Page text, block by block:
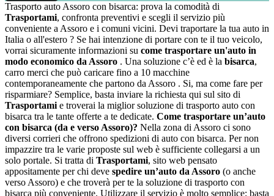
Trasporto auto Assoro con bisarca: prova la comodità di
Trasportami, confronta preventivi e scegli il servizio più
conveniente a Assoro e i comuni vicini. Devi traportare la tua auto in
Italia o all'estero ? Se hai intenzione di portare con te il tuo veicolo,
vorrai sicuramente informazioni su come trasportare un'auto in
modo economico da Assoro . Una soluzione c’è ed è la bisarca,
carro merci che può caricare fino a 10 macchine
contemporaneamente che partono da Assoro . Si, ma come fare per
risparmiare? Semplice, basta inviare la richiesta qui sul sito di
Trasportami e troverai la miglior soluzione di trasporto auto con
bisarca tra le tante offerte a te dedicate. Come trasportare un’auto
con bisarca (da e verso Assoro)? Nella zona di Assoro ci sono
diversi corrieri che offrono spedizioni di auto con bisarca. Per non
impazzire tra le varie proposte sul web è sufficiente collegarsi a un
solo portale. Si tratta di Trasportami, sito web pensato
appositamente per chi deve spedire un’auto da Assoro (o anche
verso Assoro) e che troverà per te la soluzione di trasporto con
bisarca più conveniente. Utilizzare il servizio è molto semplice: basta